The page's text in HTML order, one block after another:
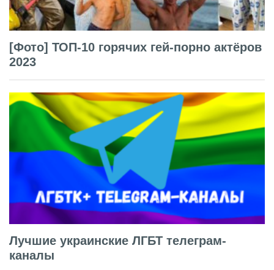
[Фото] ТОП-10 горячих гей-порно актёров
2023
Лучшие украинские ЛГБТ телеграм-
каналы